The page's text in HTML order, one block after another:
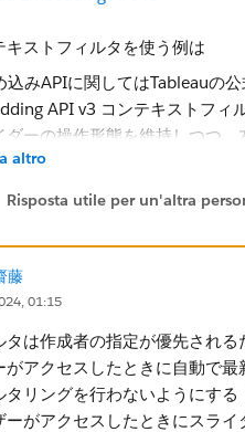
キストフィルタを使う例は
右端はアクセス時点での最新
altro
Risposta utile per un'altra
藤
01:15
タは作成者の指定が優先され
がアクセスしたときに自動で
タリングを行わないようにす
ーがアクセスしたときにスライ